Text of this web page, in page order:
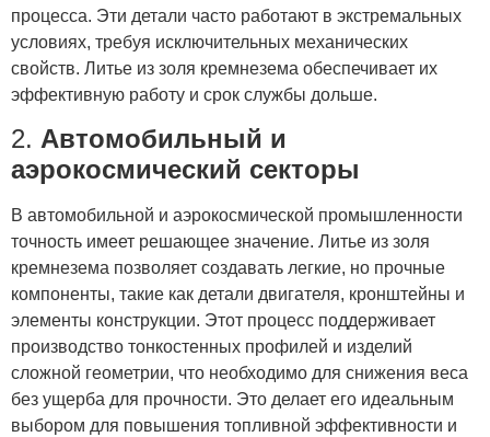
процесса. Эти детали часто работают в экстремальных
условиях, требуя исключительных механических
свойств. Литье из золя кремнезема обеспечивает их
эффективную работу и срок службы дольше.
2. Автомобильный и
аэрокосмический секторы
В автомобильной и аэрокосмической промышленности
точность имеет решающее значение. Литье из золя
кремнезема позволяет создавать легкие, но прочные
компоненты, такие как детали двигателя, кронштейны и
элементы конструкции. Этот процесс поддерживает
производство тонкостенных профилей и изделий
сложной геометрии, что необходимо для снижения веса
без ущерба для прочности. Это делает его идеальным
выбором для повышения топливной эффективности и